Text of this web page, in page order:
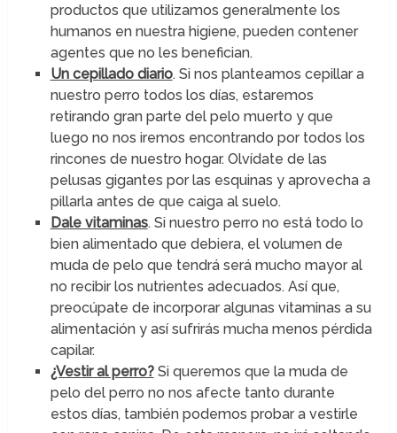
productos que utilizamos generalmente los
humanos en nuestra higiene, pueden contener
agentes que no les benefician.
Un cepillado diario. Si nos planteamos cepillar a
nuestro perro todos los días, estaremos
retirando gran parte del pelo muerto y que
luego no nos iremos encontrando por todos los
rincones de nuestro hogar. Olvídate de las
pelusas gigantes por las esquinas y aprovecha a
pillarla antes de que caiga al suelo.
Dale vitaminas. Si nuestro perro no está todo lo
bien alimentado que debiera, el volumen de
muda de pelo que tendrá será mucho mayor al
no recibir los nutrientes adecuados. Así que,
preocúpate de incorporar algunas vitaminas a su
alimentación y así sufrirás mucha menos pérdida
capilar.
¿Vestir al perro?Si queremos que la muda de
pelo del perro no nos afecte tanto durante
estos días, también podemos probar a vestirle